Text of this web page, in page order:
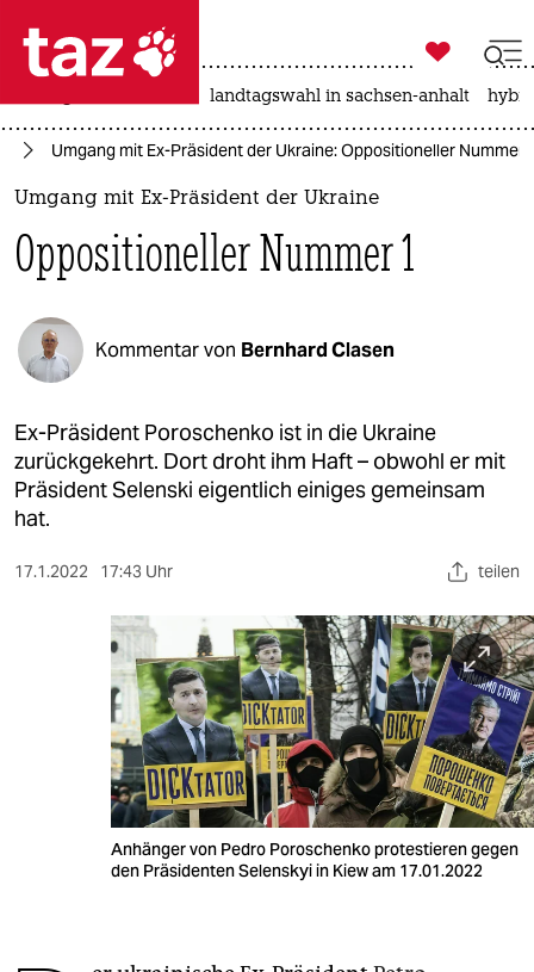
 taz zahl ich
taz zahl ich
themen
politik
öko
gesellschaft
kultur
sport
wahrheit
veranstaltungen
fragen & hilfe

taz zahl ich
landtagswahl in sachsen-anhalt
Umgang mit Ex-Präsident der Ukraine: Oppositioneller Nummer
Umgang mit Ex-Präsident der Ukraine
Oppositioneller Nummer 1
Kommentar von Bernhard Clasen
Ex-Präsident Poroschenko ist in die Ukraine
zurückgekehrt. Dort droht ihm Haft – obwohl er mit
Präsident Selenski eigentlich einiges gemeinsam
hat.
17.1.2022 17:43 Uhr teilen
Anhänger von Pedro Poroschenko protestieren gegen
den Präsidenten Selenskyi in Kiew am 17.01.2022